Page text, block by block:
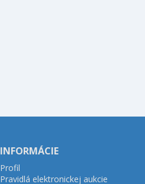
INFORMÁCIE
Profil
Pravidlá elektronickej aukcie